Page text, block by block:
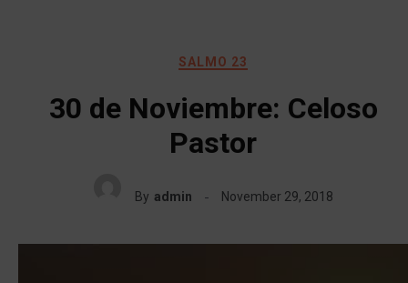
SALMO 23
30 de Noviembre: Celoso
Pastor
By admin November 29, 2018